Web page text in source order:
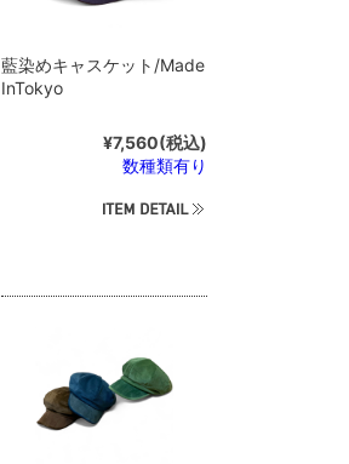
藍染めキャスケット/Made
InTokyo
¥7,560(税込)
数種類有り